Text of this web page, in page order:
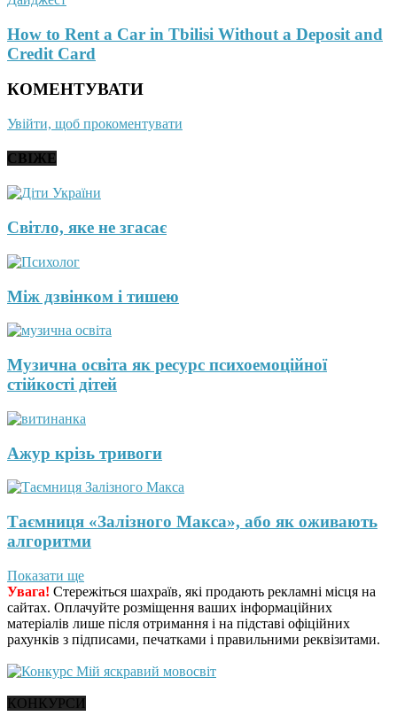
How to Rent a Car in Tbilisi Without a Deposit and
Credit Card
КОМЕНТУВАТИ
Увійти, щоб прокоментувати
СВІЖЕ
Світло, яке не згасає
Між дзвінком і тишею
Музична освіта як ресурс психоемоційної
стійкості дітей
Ажур крізь тривоги
Таємниця «Залізного Макса», або як оживають
алгоритми
Показати ще
Увага! Стережіться шахраїв, які продають рекламні місця на
сайтах. Оплачуйте розміщення ваших інформаційних
матеріалів лише після отримання і на підставі офіційних
рахунків з підписами, печатками і правильними реквізитами.
КОНКУРСИ